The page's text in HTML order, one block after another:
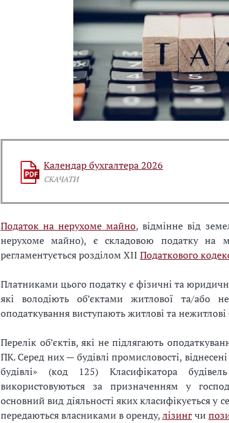
Календар бухгалтера 2026
СКАЧАТИ
Податок на нерухоме майно, відмінне від
нерухоме майно), є складовою податку на
регламентується розділом XII Податкового
Платниками цього податку є фізичні та
які володіють об’єктами житлової та/або
оподаткування виступають житлові та нежитлові
Перелік об’єктів, які не підлягають
ПК. Серед них — будівлі промисловості,
будівлі» (код 125) Класифікатора
використовуються за призначенням у
основний вид діяльності яких класифікується у
передаються власниками в оренду,лізингчи